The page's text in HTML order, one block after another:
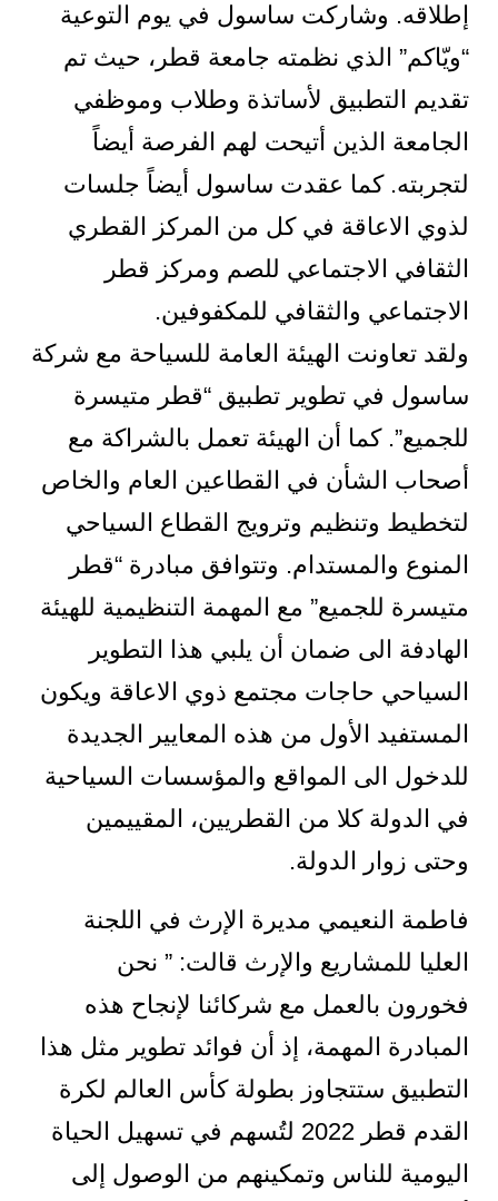
إطلاقه. وشاركت ساسول في يوم التوعية
“ويّاكم” الذي نظمته جامعة قطر، حيث تم
تقديم التطبيق لأساتذة وطلاب وموظفي
الجامعة الذين أتيحت لهم الفرصة أيضاً
لتجربته. كما عقدت ساسول أيضاً جلسات
لذوي الاعاقة في كل من المركز القطري
الثقافي الاجتماعي للصم ومركز قطر
الاجتماعي والثقافي للمكفوفين.
ولقد تعاونت الهيئة العامة للسياحة مع شركة
ساسول في تطوير تطبيق “قطر متيسرة
للجميع”. كما أن الهيئة تعمل بالشراكة مع
أصحاب الشأن في القطاعين العام والخاص
لتخطيط وتنظيم وترويج القطاع السياحي
المنوع والمستدام. وتتوافق مبادرة “قطر
متيسرة للجميع” مع المهمة التنظيمية للهيئة
الهادفة الى ضمان أن يلبي هذا التطوير
السياحي حاجات مجتمع ذوي الاعاقة ويكون
المستفيد الأول من هذه المعايير الجديدة
للدخول الى المواقع والمؤسسات السياحية
في الدولة كلا من القطريين، المقييمين
وحتى زوار الدولة.
فاطمة النعيمي مديرة الإرث في اللجنة
العليا للمشاريع والإرث قالت: ” نحن
فخورون بالعمل مع شركائنا لإنجاح هذه
المبادرة المهمة، إذ أن فوائد تطوير مثل هذا
التطبيق ستتجاوز بطولة كأس العالم لكرة
القدم قطر 2022 لتُسهم في تسهيل الحياة
اليومية للناس وتمكينهم من الوصول إلى